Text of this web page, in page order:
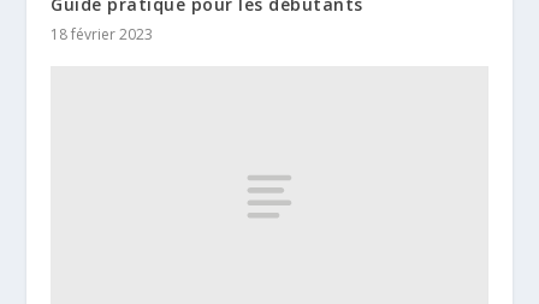
18 février 2023